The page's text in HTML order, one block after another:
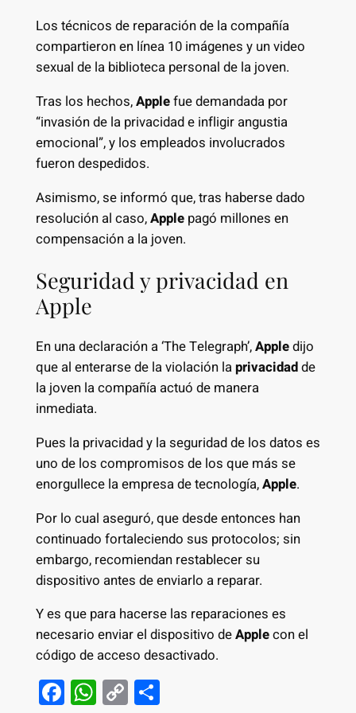
Los técnicos de reparación de la compañía
compartieron en línea 10 imágenes y un video
sexual de la biblioteca personal de la joven.
Tras los hechos,Applefue demandada por
“invasión de la privacidad e infligir angustia
emocional”, y los empleados involucrados
fueron despedidos.
Asimismo, se informó que, tras haberse dado
resolución al caso,Apple pagó millones en
compensación a la joven.
Seguridad y privacidad en
Apple
En una declaración a ‘The Telegraph’,Appledijo
que al enterarse de la violación laprivacidadde
la joven la compañía actuó de manera
inmediata.
Pues la privacidad y la seguridad de los datos es
uno de los compromisos de los que más se
enorgullece la empresa de tecnología,Apple.
Por lo cual aseguró, que desde entonces han
continuado fortaleciendo sus protocolos; sin
embargo, recomiendan restablecer su
dispositivo antes de enviarlo a reparar.
Y es que para hacerse las reparaciones es
necesario enviar el dispositivo deApplecon el
código de acceso desactivado.
F W C S